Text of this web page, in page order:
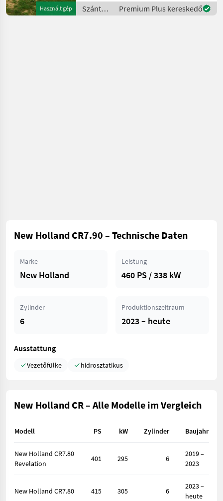
Használt gép
Effektive Stunden 6.747 ha
40km/h MB R6-Zyl. OM 47
Szántóföldi
betakarítógépek
Premium Plus kereskedő
New Holland CR7.90 – Technische Daten
Marke
New Holland
Leistung
460 PS / 338 kW
Zylinder
6
Produktionszeitraum
2023 – heute
Ausstattung
Vezetőfülke hidrosztatikus
New Holland CR – Alle Modelle im Vergleich
Modell PS kW Zylinder Baujahr
New Holland CR7.80
Revelation
401 295 6
2019 –
2023
New Holland CR7.80 415 305 6
2023 –
heute